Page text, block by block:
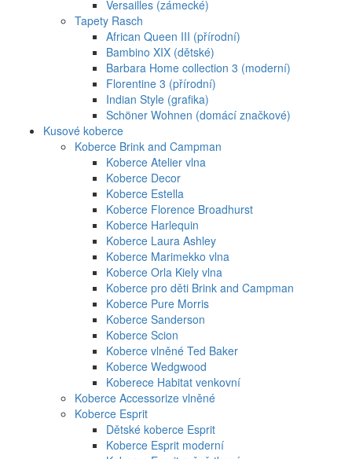
Versailles (zámecké)
Tapety Rasch
African Queen III (přírodní)
Bambino XIX (dětské)
Barbara Home collection 3 (moderní)
Florentine 3 (přírodní)
Indian Style (grafika)
Schöner Wohnen (domácí značkové)
Kusové koberce
Koberce Brink and Campman
Koberce Atelier vlna
Koberce Decor
Koberce Estella
Koberce Florence Broadhurst
Koberce Harlequin
Koberce Laura Ashley
Koberce Marimekko vlna
Koberce Orla Kiely vlna
Koberce pro děti Brink and Campman
Koberce Pure Morris
Koberce Sanderson
Koberce Scion
Koberce vlněné Ted Baker
Koberce Wedgwood
Koberece Habitat venkovní
Koberce Accessorize vlněné
Koberce Esprit
Dětské koberce Esprit
Koberce Esprit moderní